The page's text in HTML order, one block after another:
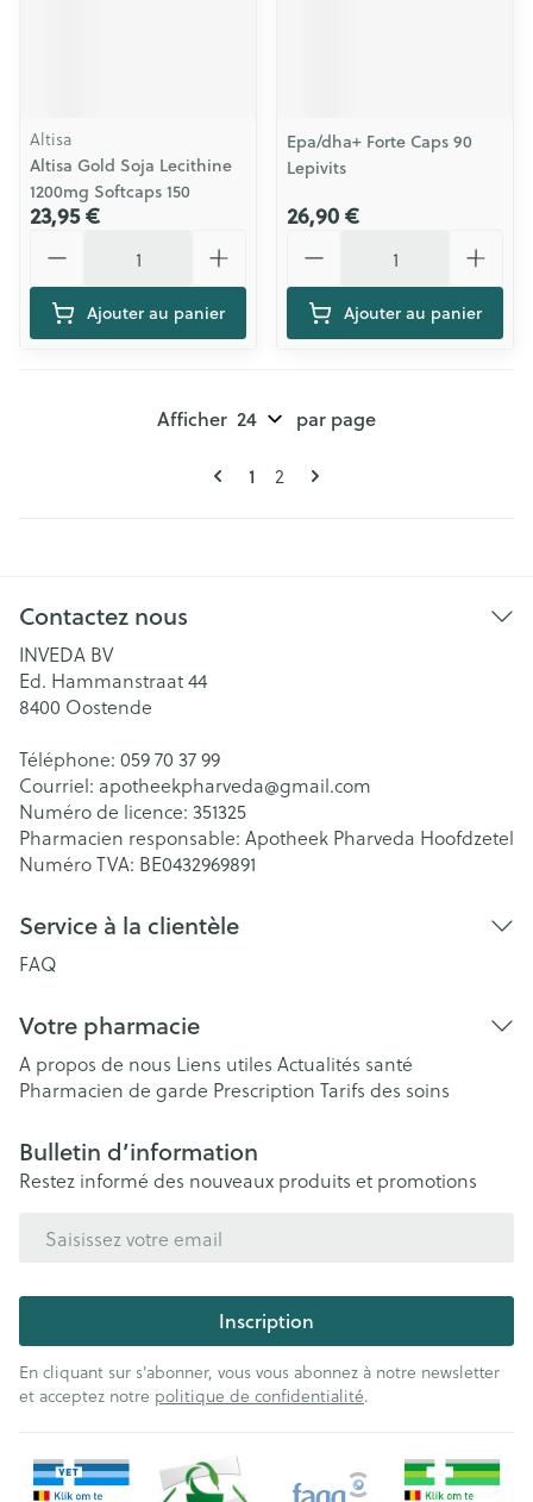
Altisa
Altisa Gold Soja Lecithine
1200mg Softcaps 150
23,95 €
Ajouter au panier
Epa/dha+ Forte Caps 90
Lepivits
26,90 €
Ajouter au panier
Pages
Vous lisez actuellement la page
1 Page
2
Afficher par page
Contactez nous
INVEDA BV
Ed. Hammanstraat 44
8400 Oostende
Téléphone: 059 70 37 99
Courriel: apotheekpharveda@gmail.com
Numéro de licence: 351325
Pharmacien responsable: Apotheek Pharveda Hoofdzetel
Numéro TVA: BE0432969891
Service à la clientèle
FAQ
Votre pharmacie
A propos de nous Liens utiles Actualités santé
Pharmacien de garde Prescription Tarifs des soins
Bulletin d’information
Restez informé des nouveaux produits et promotions
Inscription
En cliquant sur s'abonner, vous vous abonnez à notre newsletter
et acceptez notre politique de confidentialité.